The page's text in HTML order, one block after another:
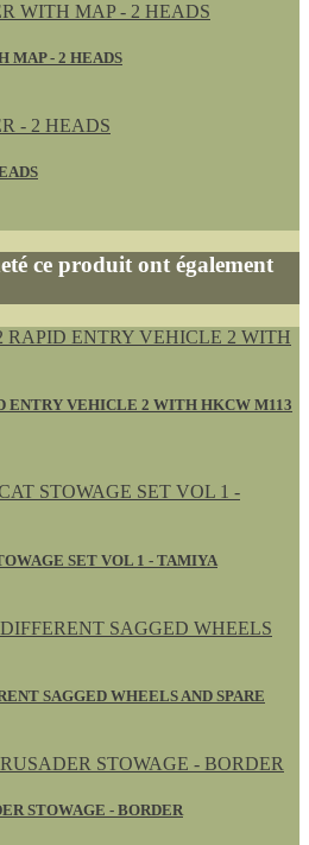
MAP - 2 HEADS
ce produit ont également
ENTRY VEHICLE 2 WITH HKCW M113
SET VOL 1 - TAMIYA
SAGGED WHEELS AND SPARE
STOWAGE - BORDER